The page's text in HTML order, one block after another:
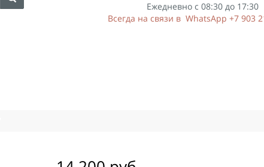
Ежедневно с 08:30 до 17:30
Всегда на связи в WhatsApp +7 903